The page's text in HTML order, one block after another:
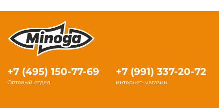
+7 (495) 150-77-69
Оптовый отдел
+7 (991) 337-20-72
интернет-магазин